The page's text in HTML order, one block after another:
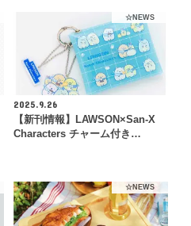
☆NEWS
2025.9.26
【新刊情報】LAWSON×San-X
Characters チャーム付き…
☆NEWS